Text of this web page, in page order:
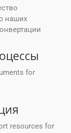
наших
for
resources for